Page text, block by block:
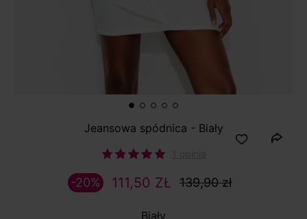
Jeansowa spódnica - Biały
111,50 ZŁ 139,90 zł
-20%
Biały